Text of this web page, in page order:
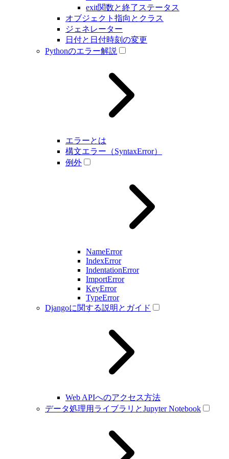
exit関数と終了ステータス
オブジェクト指向とクラス
ジェネレーター
日付と日付時刻の変更
Pythonのエラー解説
エラーとは
構文エラー（SyntaxError）
例外
NameError
IndexError
IndentationError
ImportError
KeyError
TypeError
Djangoに関する説明とガイド
Web APIへのアクセス方法
データ処理用ライブラリとJupyter Notebook